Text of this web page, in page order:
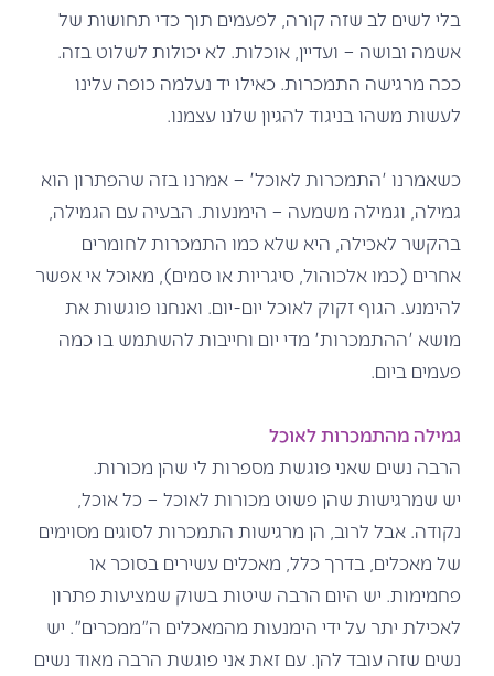
בלי לשים לב שזה קורה, לפעמים תוך כדי תחושות של
אשמה ובושה – ועדיין, אוכלות. לא יכולות לשלוט בזה.
ככה מרגישה התמכרות. כאילו יד נעלמה כופה עלינו
לעשות משהו בניגוד להגיון שלנו עצמנו.
כשאמרנו 'התמכרות לאוכל' – אמרנו בזה שהפתרון הוא
גמילה, וגמילה משמעה – הימנעות. הבעיה עם הגמילה,
בהקשר לאכילה, היא שלא כמו התמכרות לחומרים
אחרים (כמו אלכוהול, סיגריות או סמים), מאוכל אי אפשר
להימנע. הגוף זקוק לאוכל יום-יום. ואנחנו פוגשות את
מושא 'ההתמכרות' מדי יום וחייבות להשתמש בו כמה
פעמים ביום.
גמילה מהתמכרות לאוכל
הרבה נשים שאני פוגשת מספרות לי שהן מכורות.
יש שמרגישות שהן פשוט מכורות לאוכל – כל אוכל,
נקודה. אבל לרוב, הן מרגישות התמכרות לסוגים מסוימים
של מאכלים, בדרך כלל, מאכלים עשירים בסוכר או
פחמימות. יש היום הרבה שיטות בשוק שמציעות פתרון
לאכילת יתר על ידי הימנעות מהמאכלים ה"ממכרים". יש
נשים שזה עובד להן. עם זאת אני פוגשת הרבה מאוד נשים